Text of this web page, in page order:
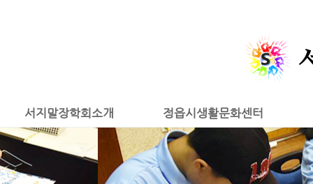
서지말장학회소개 정읍시생활문화센터